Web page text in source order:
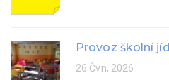
Provoz školní
26 Čvn, 2026